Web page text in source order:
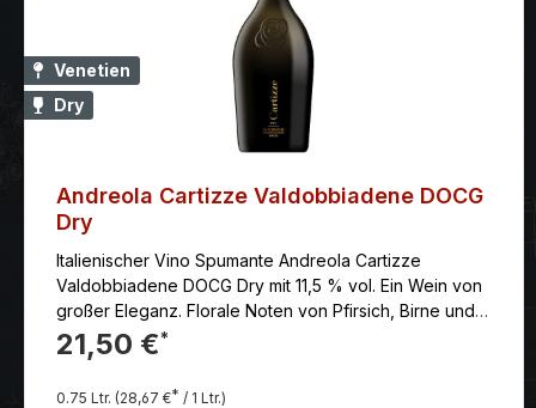
Venetien
Dry
Andreola Cartizze Valdobbiadene DOCG
Dry
Italienischer Vino Spumante Andreola Cartizze
Valdobbiadene DOCG Dry mit 11,5 % vol. Ein Wein von
großer Eleganz. Florale Noten von Pfirsich, Birne und
Aprikose, mit einer feinen, cremigen Perlage. Am
Gaumen intensiv und harmonisch, passt er
hervorragend zu Desserts.
21,50 €*
0.75 Ltr. (28,67 €* / 1 Ltr.)